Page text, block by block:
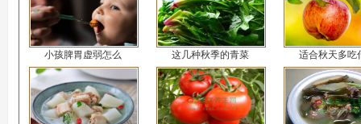
小孩脾胃虚弱怎么 这几种秋季的青菜 适合秋天多吃